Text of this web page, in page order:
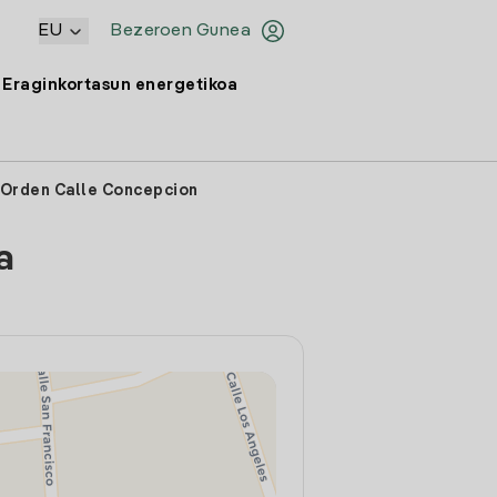
Bezeroen Gunea
EU
Eraginkortasun energetikoa
Calle Concepcion